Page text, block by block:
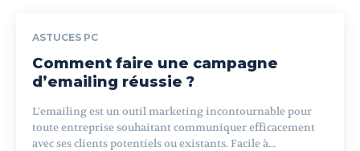
ASTUCES PC
Comment faire une campagne
d’emailing réussie ?
L'emailing est un outil marketing incontournable pour
toute entreprise souhaitant communiquer efficacement
avec ses clients potentiels ou existants. Facile à...